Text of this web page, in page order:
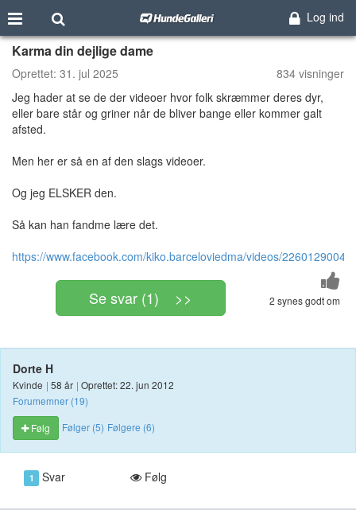
Log ind
Karma din dejlige dame
Oprettet: 31. jul 2025
834 visninger
Jeg hader at se de der videoer hvor folk skræmmer deres dyr,
eller bare står og griner når de bliver bange eller kommer galt
afsted.
Men her er så en af den slags videoer.
Og jeg ELSKER den.
Så kan han fandme lære det.
https://www.facebook.com/kiko.barceloviedma/videos/
2 synes godt om
Se svar (1) >>
Dorte H
Kvinde | 58 år | Oprettet: 22. jun 2012
Forumemner (19)
Følg
Følger (5) Følgere (6)
1 Svar Følg